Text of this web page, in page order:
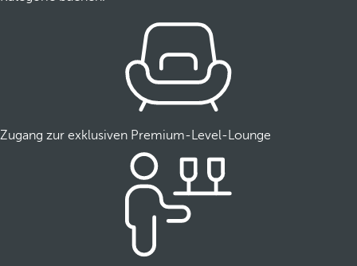
Zugang zur exklusiven Premium-Level-Lounge